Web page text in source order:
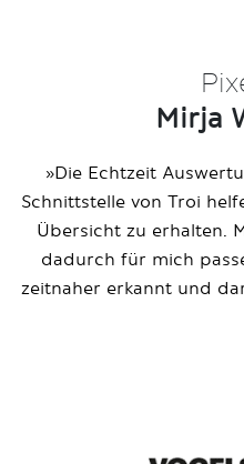
Mirja
»Die Echtzeit
Schnittstelle von Troi
Übersicht zu erhalten.
dadurch für mich
zeitnaher erkannt und